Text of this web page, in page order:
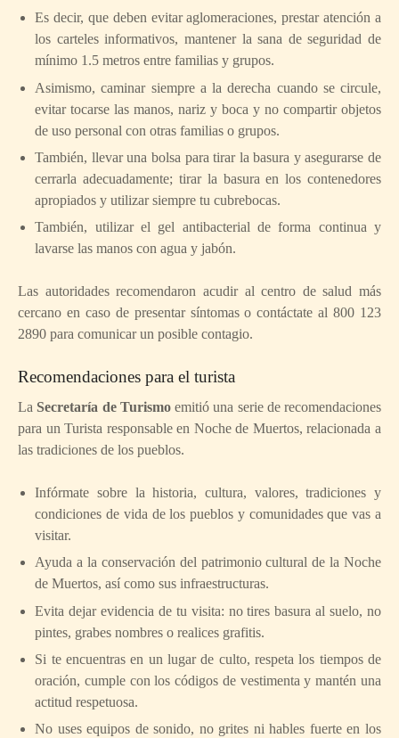
Es decir, que deben evitar aglomeraciones, prestar atención a
los carteles informativos, mantener la sana de seguridad de
mínimo 1.5 metros entre familias y grupos.
Asimismo, caminar siempre a la derecha cuando se circule,
evitar tocarse las manos, nariz y boca y no compartir objetos
de uso personal con otras familias o grupos.
También, llevar una bolsa para tirar la basura y asegurarse de
cerrarla adecuadamente; tirar la basura en los contenedores
apropiados y utilizar siempre tu cubrebocas.
También, utilizar el gel antibacterial de forma continua y
lavarse las manos con agua y jabón.
Las autoridades recomendaron acudir al centro de salud más
cercano en caso de presentar síntomas o contáctate al 800 123
2890 para comunicar un posible contagio.
Recomendaciones para el turista
La Secretaría de Turismoemitió una serie de recomendaciones
para un Turista responsable en Noche de Muertos, relacionada a
las tradiciones de los pueblos.
Infórmate sobre la historia, cultura, valores, tradiciones y
condiciones de vida de los pueblos y comunidades que vas a
visitar.
Ayuda a la conservación del patrimonio cultural de la Noche
de Muertos, así como sus infraestructuras.
Evita dejar evidencia de tu visita: no tires basura al suelo, no
pintes, grabes nombres o realices grafitis.
Si te encuentras en un lugar de culto, respeta los tiempos de
oración, cumple con los códigos de vestimenta y mantén una
actitud respetuosa.
No uses equipos de sonido, no grites ni hables fuerte en los